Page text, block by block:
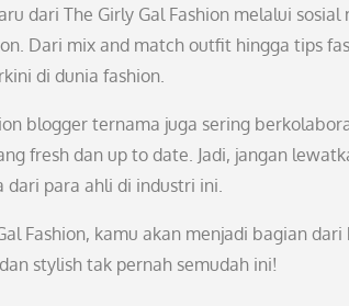
dari The Girly Gal Fashion melalui
Dari mix and match outfit hingga tips
di dunia fashion.
blogger ternama juga sering
fresh dan up to date. Jadi, jangan
dari para ahli di industri ini.
Fashion, kamu akan menjadi bagian
stylish tak pernah semudah ini!